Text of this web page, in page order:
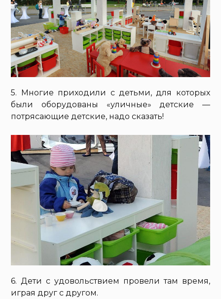
5. Многие приходили с детьми, для которых
были оборудованы «уличные» детские —
потрясающие детские, надо сказать!
6. Дети с удовольствием провели там время,
играя друг с другом.